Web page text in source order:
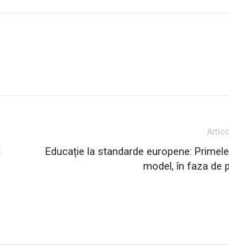
Educație la standarde europene:
model, în faza de